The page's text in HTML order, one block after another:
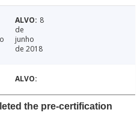
8
de
junho
de 2018
the pre-certification